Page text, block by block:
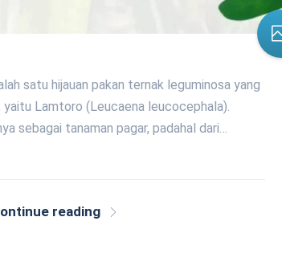
satu hijauan pakan ternak leguminosa yang
Lamtoro (Leucaena leucocephala).
sebagai tanaman pagar, padahal dari…
reading